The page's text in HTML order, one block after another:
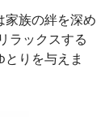
家族の絆を深め
ラックスする
りを与えま